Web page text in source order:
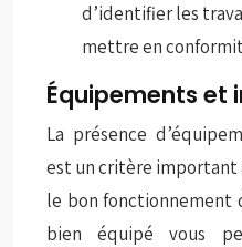
d’identifier les
mettre en
Équipements et
La présence
est un critère important
le bon fonctionnement
bien équipé vous